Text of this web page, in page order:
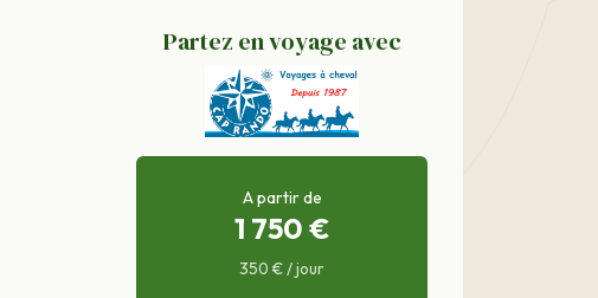
Partez en voyage avec
A partir de
1 750 €
350 € / jour